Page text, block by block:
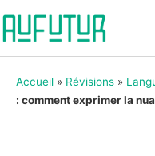
Accueil » Révisions »
: comment exprimer la